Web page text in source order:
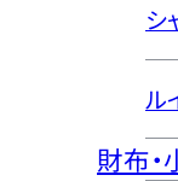
シ
ル
財布・